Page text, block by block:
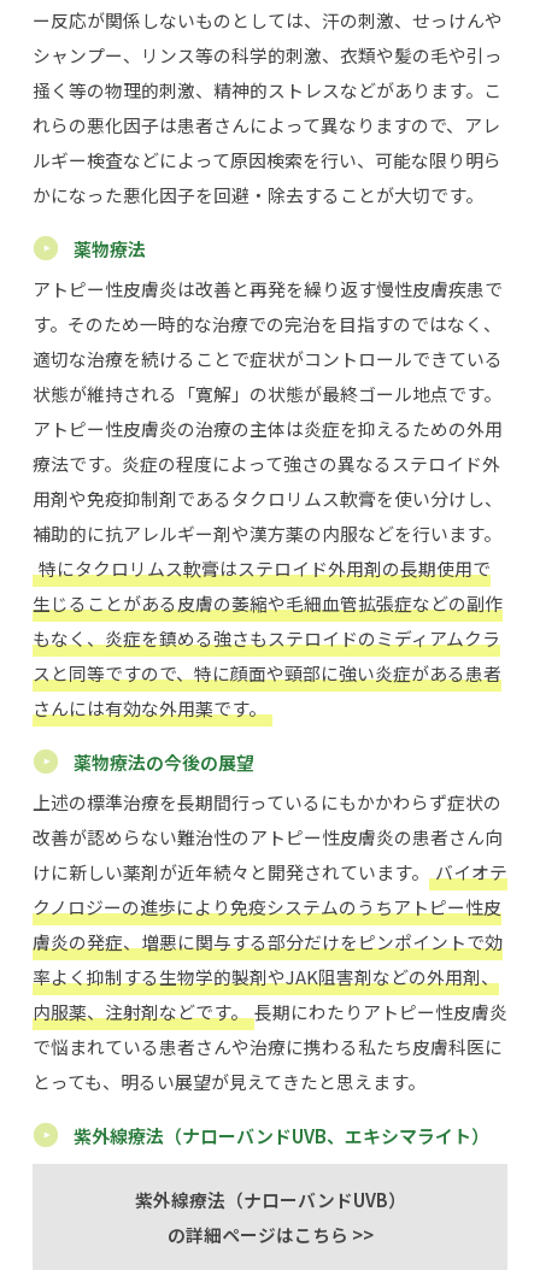
ー反応が関係しないものとしては、汗の刺激、せっけんや
シャンプー、リンス等の科学的刺激、衣類や髪の毛や引っ
掻く等の物理的刺激、精神的ストレスなどがあります。こ
れらの悪化因子は患者さんによって異なりますので、アレ
ルギー検査などによって原因検索を行い、可能な限り明ら
かになった悪化因子を回避・除去することが大切です。
薬物療法
アトピー性皮膚炎は改善と再発を繰り返す慢性皮膚疾患で
す。そのため一時的な治療での完治を目指すのではなく、
適切な治療を続けることで症状がコントロールできている
状態が維持される「寛解」の状態が最終ゴール地点です。
アトピー性皮膚炎の治療の主体は炎症を抑えるための外用
療法です。炎症の程度によって強さの異なるステロイド外
用剤や免疫抑制剤であるタクロリムス軟膏を使い分けし、
補助的に抗アレルギー剤や漢方薬の内服などを行います。
特にタクロリムス軟膏はステロイド外用剤の長期使用で
生じることがある皮膚の萎縮や毛細血管拡張症などの副作
もなく、炎症を鎮める強さもステロイドのミディアムクラ
スと同等ですので、特に顔面や頸部に強い炎症がある患者
さんには有効な外用薬です。
薬物療法の今後の展望
上述の標準治療を長期間行っているにもかかわらず症状の
改善が認めらない難治性のアトピー性皮膚炎の患者さん向
けに新しい薬剤が近年続々と開発されています。
バイオテ
クノロジーの進歩により免疫システムのうちアトピー性皮
膚炎の発症、増悪に関与する部分だけをピンポイントで効
率よく抑制する生物学的製剤やJAK阻害剤などの外用剤、
内服薬、注射剤などです。 長期にわたりアトピー性皮膚炎
で悩まれている患者さんや治療に携わる私たち皮膚科医に
とっても、明るい展望が見えてきたと思えます。
紫外線療法（ナローバンドUVB、エキシマライト）
紫外線療法（ナローバンドUVB）
の詳細ページはこちら >>